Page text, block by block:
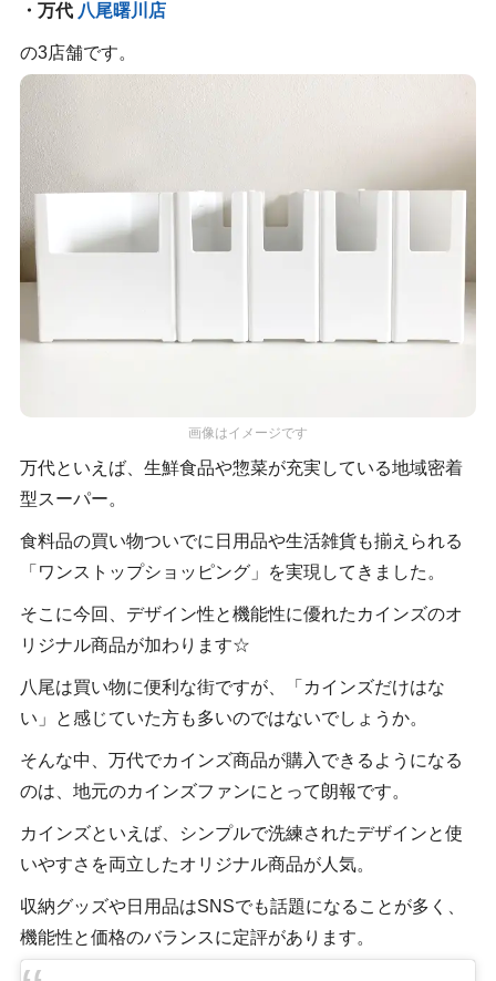
・万代 八尾曙川店
の3店舗です。
画像はイメージです
万代といえば、生鮮食品や惣菜が充実している地域密着
型スーパー。
食料品の買い物ついでに日用品や生活雑貨も揃えられる
「ワンストップショッピング」を実現してきました。
そこに今回、デザイン性と機能性に優れたカインズのオ
リジナル商品が加わります☆
八尾は買い物に便利な街ですが、「カインズだけはな
い」と感じていた方も多いのではないでしょうか。
そんな中、万代でカインズ商品が購入できるようになる
のは、地元のカインズファンにとって朗報です。
カインズといえば、シンプルで洗練されたデザインと使
いやすさを両立したオリジナル商品が人気。
収納グッズや日用品はSNSでも話題になることが多く、
機能性と価格のバランスに定評があります。